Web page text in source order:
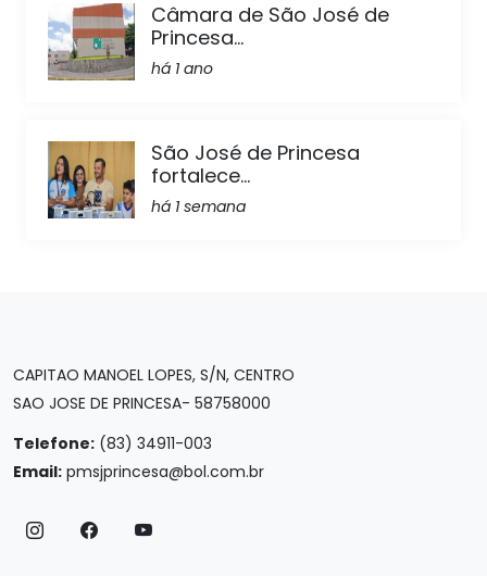
Câmara de São José de
Princesa...
há 1 ano
São José de Princesa
fortalece...
há 1 semana
CAPITAO MANOEL LOPES, S/N, CENTRO
SAO JOSE DE PRINCESA- 58758000
Telefone: (83) 34911-003
Email: pmsjprincesa@bol.com.br